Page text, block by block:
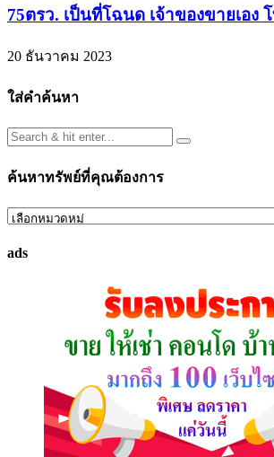
75ตรว. เป็นที่โฉนด เจ้าของขายเอง
20 ธันวาคม 2023
ใส่คำค้นหา
ค้นหาทรัพย์ที่คุณต้องการ
ค้นหา
ที่
ads